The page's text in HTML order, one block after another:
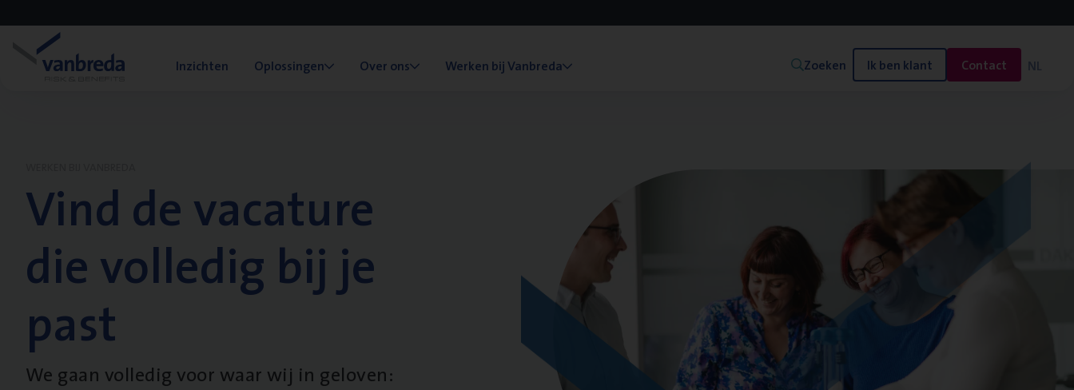
Inzichten Oplossingen Over ons Werken bij Vanbreda Zoeken Ik ben klant Contact NL
Vind de vacature
die volledig bij je
past
We gaan volledig voor waar wij in geloven: